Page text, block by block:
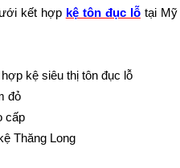
kết hợp kệ tôn đục lỗtại Mỹ
kệ siêu thị tôn đục lỗ
đỏ
cấp
Thăng Long